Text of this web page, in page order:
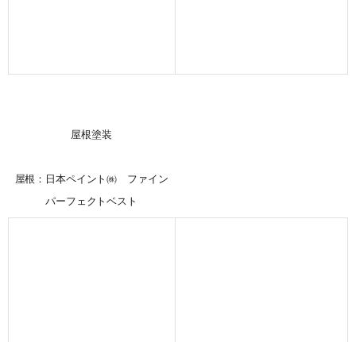
屋根塗装
屋根：日本ペイント㈱ ファイン
パーフェクトベスト